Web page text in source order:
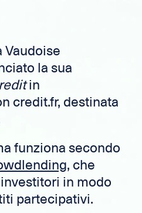
Vaudoise
la sua
in
credit.fr, destinata
funziona secondo
, che
in modo
partecipativi.